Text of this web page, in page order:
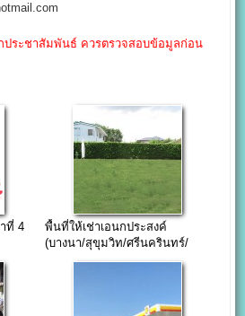
กประชาสัมพันธ์ ควรตรวจสอบข้อมูลก่อน
ที่ 4
พื้นที่ให้เช่าเอนกประสงค์
(บางนา/สุขุมวิท/ศรีนครินทร์/
อุดมสุข)